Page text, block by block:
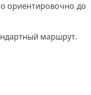
ориентировочно до
маршрут.